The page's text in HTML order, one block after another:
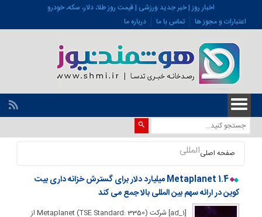
اخبار روز | خبر جدید ورزشی | قیمت روز طلا، دلار، سکه، خودرو
اعتبارات و مجوز ها
تماس با ما درباره ما
صفحه اصلیالمللی
Metaplanet 1.4 میلیارد دلار برای گسترش خزانه داری بیت
کوین در ارائه سهم بین المللی بالا جمع می کند
[ad_1] شرکت Metaplanet (TSE Standard: 3350) از